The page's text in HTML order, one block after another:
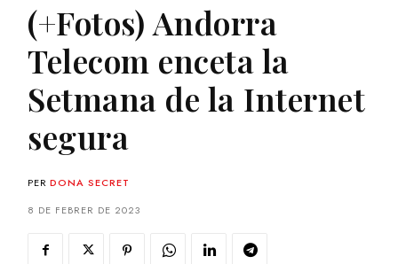
(+Fotos) Andorra
Telecom enceta la
Setmana de la Internet
segura
PER DONA SECRET
8 DE FEBRER DE 2023